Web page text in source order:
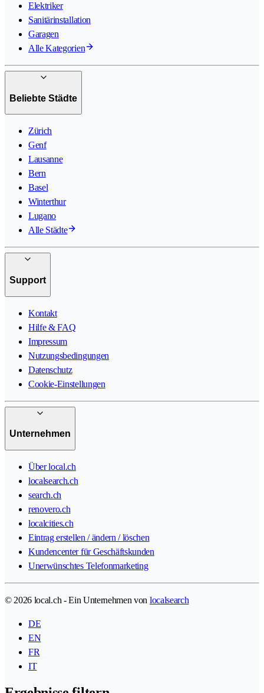
Elektriker
Sanitärinstallation
Garagen
Alle Kategorien
Beliebte Städte
Zürich
Genf
Lausanne
Bern
Basel
Winterthur
Lugano
Alle Städte
Support
Kontakt
Hilfe & FAQ
Impressum
Nutzungsbedingungen
Datenschutz
Cookie-Einstellungen
Unternehmen
Über local.ch
localsearch.ch
search.ch
renovero.ch
localcities.ch
Eintrag erstellen / ändern / löschen
Kundencenter für Geschäftskunden
Unerwünschtes Telefonmarketing
© 2026 local.ch - Ein Unternehmen von localsearch
DE
EN
FR
IT